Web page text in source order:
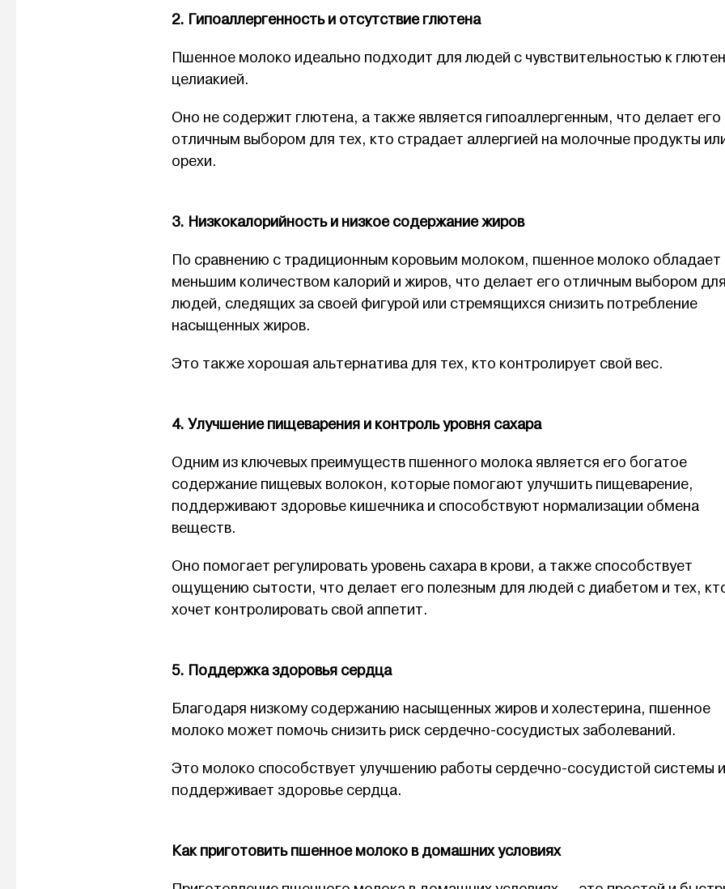
2. Гипоаллергенность и отсутствие глютена
Пшенное молоко идеально подходит для людей с чувствительностью к
целиакией.
Оно не содержит глютена, а также является гипоаллергенным, что делает его
отличным выбором для тех, кто страдает аллергией на молочные продукты
орехи.
3. Низкокалорийность и низкое содержание жиров
По сравнению с традиционным коровьим молоком, пшенное молоко обладает
меньшим количеством калорий и жиров, что делает его отличным выбором
людей, следящих за своей фигурой или стремящихся снизить потребление
насыщенных жиров.
Это также хорошая альтернатива для тех, кто контролирует свой вес.
4. Улучшение пищеварения и контроль уровня сахара
Одним из ключевых преимуществ пшенного молока является его богатое
содержание пищевых волокон, которые помогают улучшить пищеварение,
поддерживают здоровье кишечника и способствуют нормализации обмена
веществ.
Оно помогает регулировать уровень сахара в крови, а также способствует
ощущению сытости, что делает его полезным для людей с диабетом и тех,
хочет контролировать свой аппетит.
5. Поддержка здоровья сердца
Благодаря низкому содержанию насыщенных жиров и холестерина, пшенное
молоко может помочь снизить риск сердечно-сосудистых заболеваний.
Это молоко способствует улучшению работы сердечно-сосудистой системы и
поддерживает здоровье сердца.
Как приготовить пшенное молоко в домашних условиях